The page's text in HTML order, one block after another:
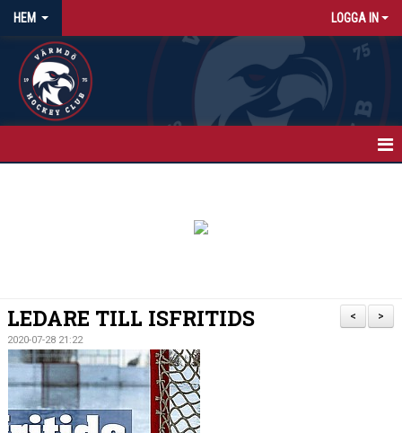
HEM LOGGA IN
ISTIDER
OM KLUBBEN
HISTORIA
>
<
LEDARE TILL ISFRITIDS
2020-07-28 21:22